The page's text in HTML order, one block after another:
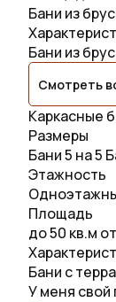
Бани из
Бани из
Смотреть
Каркасные
Размеры
Бани 5 на 5
Этажность
Площадь
до 50 кв.м
Бани с
У меня свой